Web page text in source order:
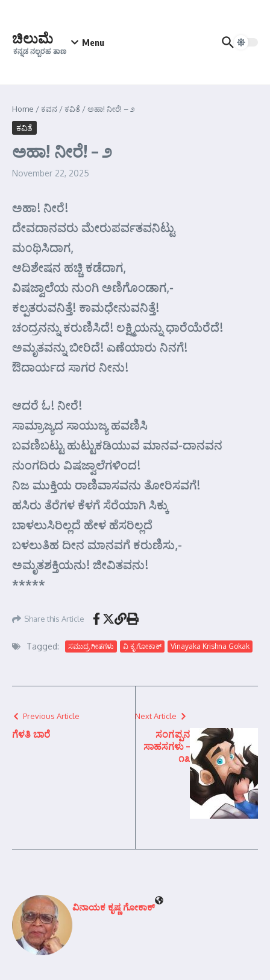
ಚಿಲುಮೆ
ಕನ್ನಡ ನಲ್ಬರಹ ತಾಣ
Menu
Home /ಕವನ /ಕವಿತೆ /ಅಹಾ! ನೀರೆ! – ೨
ಕವಿತೆ
ಅಹಾ! ನೀರೆ! – ೨
November 22, 2025
ಅಹಾ! ನೀರೆ!
ದೇವದಾನವರು ಮೇರುಪರ್ವತವನಿಟ್ಟು
ಮ೦ಥಿಸಿದಾಗ,
ಆದಿಶೇಷನ ಹಚ್ಚಿ ಕಡೆದಾಗ,
ವಿಷಜ್ವಾಲೆಯ ನುಂಗಿ ಅಣಿಗೊಂಡಾಗ,-
ಕಲ್ಪತರುವನಿತ್ತೆ! ಕಾಮಧೇನುವನಿತ್ತೆ!
ಚಂದ್ರನನ್ನು ಕರುಣಿಸಿದೆ! ಲಕ್ಷ್ಮಿಯನ್ನು ಧಾರೆಯೆರೆದೆ!
ಅಮೃತವನ್ನು ಬೀರಿದೆ! ಎಣೆಯಾರು ನಿನಗೆ!
ಔದಾರ್ಯದ ಸಾಗರ ನೀನು!
ಆದರೆ ಓ! ನೀರೆ!
ಸಾಮ್ರಾಜ್ಯದ ಸಾಯುಜ್ಯ ಹವಣಿಸಿ
ಬವಣಿಬಟ್ಟು ಹುಟ್ಟುಕಡಿಯುವ ಮಾನವ-ದಾನವನ
ನು೦ಗದಿರು ವಿಷಜ್ವಾಲೆಗಳಿಂದ!
ನಿಜ ಮುಕ್ತಿಯ ರಾಣಿವಾಸವನು ತೋರಿಸವಗೆ!
ಹಸಿರು ತೆರೆಗಳ ಕೆಳಗೆ ಸೆರೆಯಾಗಿ ಸಿಕ್ಕು
ಬಾಳಲುಸಿರಿಲ್ಲದೆ ಹೇಳ ಹೆಸರಿಲ್ಲದೆ
ಬಳಲುತಿಹ ದೀನ ಮಾನವಗೆ ಕರುಣಿಸು,-
ಅಮೃತಶಕ್ತಿಯನು! ಜೀವಿತವನು!
*****
Share this Article
Tagged: ಸಮುದ್ರ ಗೀತಗಳು ವಿ ಕೃ ಗೋಕಾಕ್ Vinayaka Krishna Gokak
Previous Article
ಗೆಳತಿ ಬಾರೆ
Next Article
ಸಂಗಪ್ಪನ
ಸಾಹಸಗಳು –
೧೩
ವಿನಾಯಕ ಕೃಷ್ಣ ಗೋಕಾಕ್